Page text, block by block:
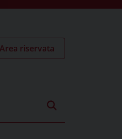
Area riservata